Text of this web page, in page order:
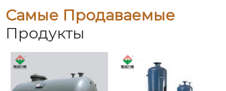
Самые Продаваемые
Продукты